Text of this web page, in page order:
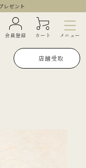
レゼント
会員登録 カート メニュー
店舗受取